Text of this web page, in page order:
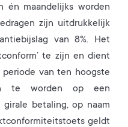
én maandelijks worden
zijn uitdrukkelijk
van 8%. Het
te zijn en dient
van ten hoogste
te worden op een
girale betaling, op naam
geldt